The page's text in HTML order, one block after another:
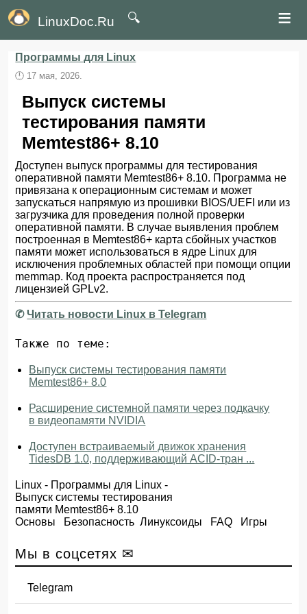
LinuxDoc.Ru 🔍 ≡
Программы для Linux
🕛 17 мая, 2026.
Выпуск системы
тестирования памяти
Memtest86+ 8.10
Доступен выпуск программы для тестирования
оперативной памяти Memtest86+ 8.10. Программа не
привязана к операционным системам и может
запускаться напрямую из прошивки BIOS/UEFI или из
загрузчика для проведения полной проверки
оперативной памяти. В случае выявления проблем
построенная в Memtest86+ карта сбойных участков
памяти может использоваться в ядре Linux для
исключения проблемных областей при помощи опции
memmap. Код проекта распространяется под
лицензией GPLv2.
✆Читать новости Linux в Telegram
Также по теме:
Выпуск системы тестирования памяти
Memtest86+ 8.0
Расширение системной памяти через подкачку
в видеопамяти NVIDIA
Доступен встраиваемый движок хранения
TidesDB 1.0, поддерживающий ACID-тран ...
Linux - Программы для Linux -
Выпуск системы тестирования
памяти Memtest86+ 8.10
Основы
Безопасность Линуксоиды FAQ Игры
Мы в соцсетях ✉
Telegram